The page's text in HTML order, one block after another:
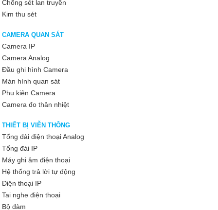
Chống sét lan truyền
Kim thu sét
CAMERA QUAN SÁT
Camera IP
Camera Analog
Đầu ghi hình Camera
Màn hình quan sát
Phụ kiện Camera
Camera đo thân nhiệt
THIẾT BỊ VIỄN THÔNG
Tổng đài điện thoại Analog
Tổng đài IP
Máy ghi âm điện thoại
Hệ thống trả lời tự động
Điện thoại IP
Tai nghe điện thoại
Bộ đàm